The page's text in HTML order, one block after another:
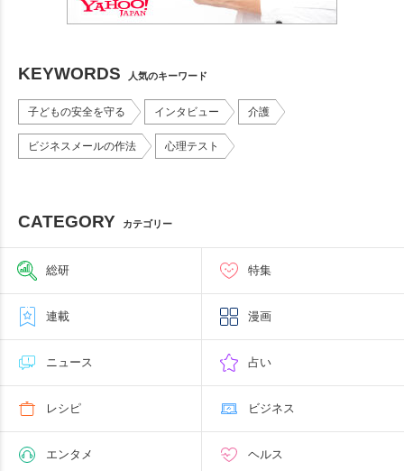
KEYWORDS 人気のキーワード
子どもの安全を守る インタビュー 介護
ビジネスメールの作法 心理テスト
CATEGORY カテゴリー
総研 特集
連載 漫画
ニュース 占い
レシピ ビジネス
エンタメ ヘルス